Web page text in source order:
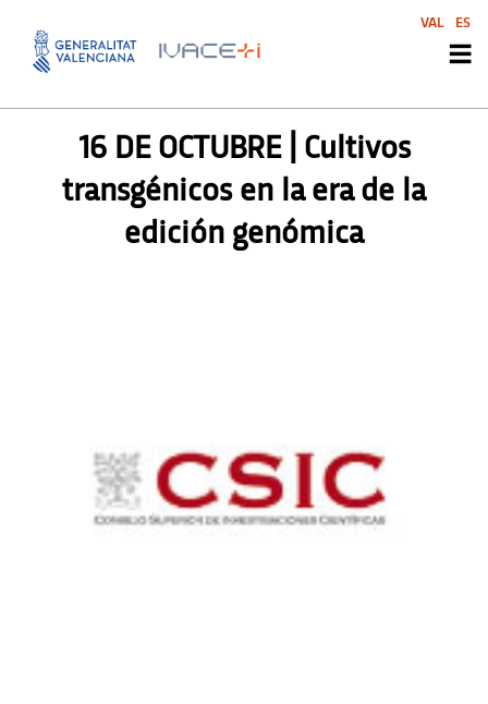
AGENDA SVI ,SIN CATEGORIZAR
16 DE OCTUBRE | Cultivos
transgénicos en la era de la
edición genómica
VAL ES